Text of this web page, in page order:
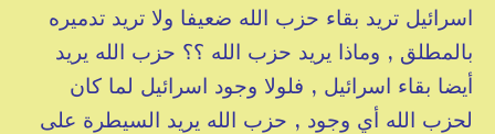
اسرائيل تريد بقاء حزب الله ضعيفا ولا تريد تدميره
بالمطلق , وماذا يريد حزب الله ؟؟ حزب الله يريد
أيضا بقاء اسرائيل , فلولا وجود اسرائيل لما كان
لحزب الله أي وجود , حزب الله يريد السيطرة على